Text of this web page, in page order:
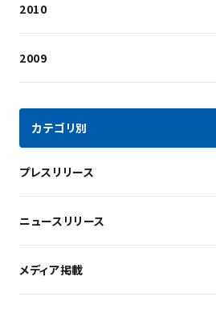
2010
2009
カテゴリ別
プレスリリース
ニュースリリース
メディア掲載